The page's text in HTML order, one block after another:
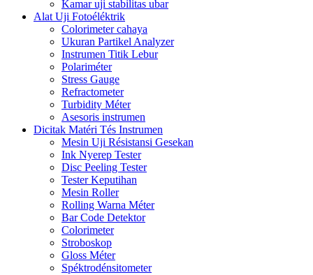
Kamar uji stabilitas ubar
Alat Uji Fotoéléktrik
Colorimeter cahaya
Ukuran Partikel Analyzer
Instrumen Titik Lebur
Polariméter
Stress Gauge
Refractometer
Turbidity Méter
Asesoris instrumen
Dicitak Matéri Tés Instrumen
Mesin Uji Résistansi Gesekan
Ink Nyerep Tester
Disc Peeling Tester
Tester Keputihan
Mesin Roller
Rolling Warna Méter
Bar Code Detektor
Colorimeter
Stroboskop
Gloss Méter
Spéktrodénsitometer